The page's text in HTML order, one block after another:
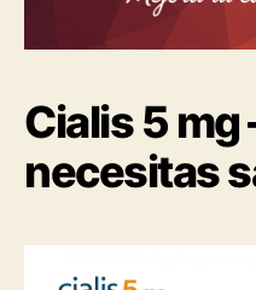
Cialis 5 mg
necesitas